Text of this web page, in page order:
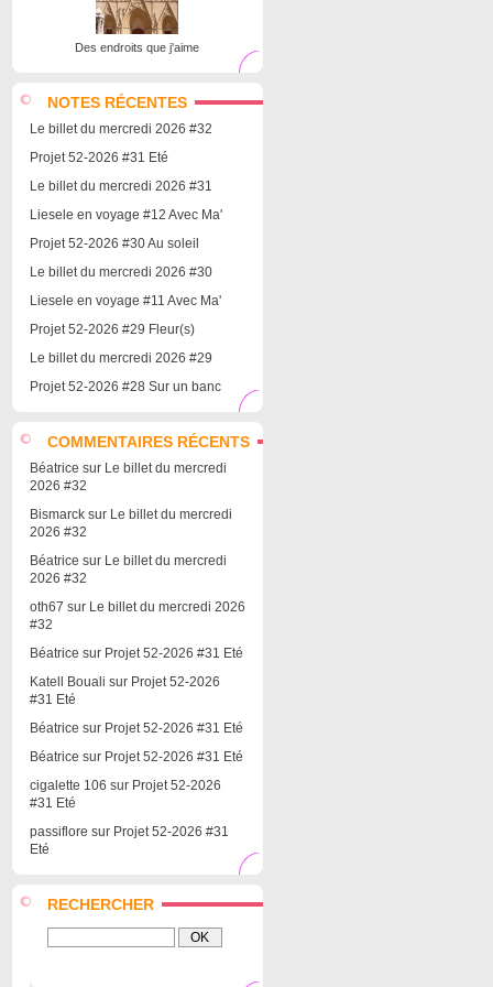
Des endroits que j'aime
NOTES RÉCENTES
Le billet du mercredi 2026 #32
Projet 52-2026 #31 Eté
Le billet du mercredi 2026 #31
Liesele en voyage #12 Avec Ma'
Projet 52-2026 #30 Au soleil
Le billet du mercredi 2026 #30
Liesele en voyage #11 Avec Ma'
Projet 52-2026 #29 Fleur(s)
Le billet du mercredi 2026 #29
Projet 52-2026 #28 Sur un banc
COMMENTAIRES RÉCENTS
Béatrice sur Le billet du mercredi
2026 #32
Bismarcksur Le billet du mercredi
2026 #32
Béatrice sur Le billet du mercredi
2026 #32
oth67 sur Le billet du mercredi 2026
#32
Béatrice sur Projet 52-2026 #31 Eté
Katell Bouali sur Projet 52-2026
#31 Eté
Béatrice sur Projet 52-2026 #31 Eté
Béatrice sur Projet 52-2026 #31 Eté
cigalette 106 sur Projet 52-2026
#31 Eté
passiflore sur Projet 52-2026 #31
Eté
RECHERCHER